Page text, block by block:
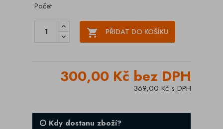
Počet
 PŘIDAT DO KOŠÍKU
300,00 Kč bez DPH
369,00 Kč s DPH
Kdy dostanu zboží?